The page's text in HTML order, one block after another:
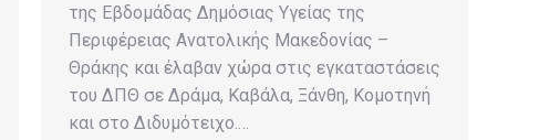
της Εβδομάδας Δημόσιας Υγείας της
Περιφέρειας Ανατολικής Μακεδονίας –
Θράκης και έλαβαν χώρα στις εγκαταστάσεις
του ΔΠΘ σε Δράμα, Καβάλα, Ξάνθη, Κομοτηνή
και στο Διδυμότειχο.…